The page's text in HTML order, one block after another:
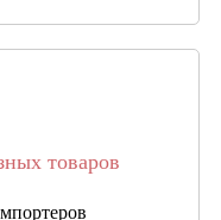
товаров